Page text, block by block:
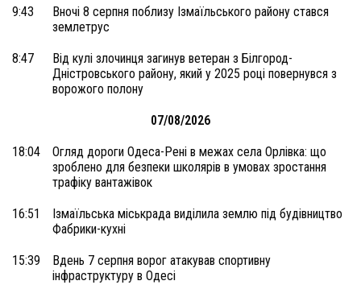
9:43
Вночі 8 серпня поблизу Ізмаїльського району стався
землетрус
8:47
Від кулі злочинця загинув ветеран з Білгород-
Дністровського району, який у 2025 році повернувся з
ворожого полону
07/08/2026
18:04
Огляд дороги Одеса-Рені в межах села Орлівка: що
зроблено для безпеки школярів в умовах зростання
трафіку вантажівок
16:51
Ізмаїльська міськрада виділила землю під будівництво
Фабрики-кухні
15:39
Вдень 7 серпня ворог атакував спортивну
інфраструктуру в Одесі